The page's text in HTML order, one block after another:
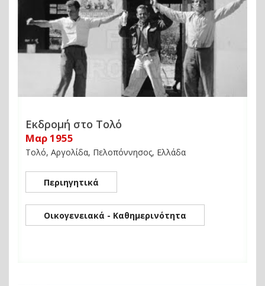
Εκδρομή στο Τολό
Μαρ 1955
Τολό, Αργολίδα, Πελοπόννησος, Ελλάδα
Περιηγητικά
Οικογενειακά - Καθημερινότητα